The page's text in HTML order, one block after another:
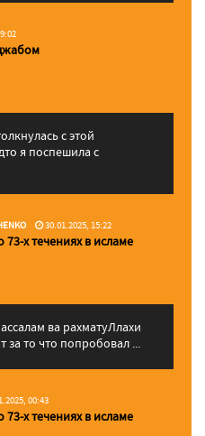
с этой
я поспешила с
30.01.2025, 15:22
х течениях в исламе
за то что попробовал ...
00:43
х течениях в исламе